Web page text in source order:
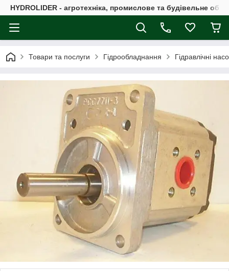
HYDROLIDER - агротехніка, промислове та будівельне
Товари та послуги Гідрообладнання Гідравлічні